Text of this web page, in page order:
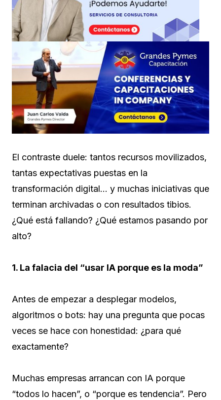
El contraste duele: tantos recursos movilizados,
tantas expectativas puestas en la
transformación digital… y muchas iniciativas que
terminan archivadas o con resultados tibios.
¿Qué está fallando? ¿Qué estamos pasando por
alto?
1. La falacia del “usar IA porque es la moda”
Antes de empezar a desplegar modelos,
algoritmos o bots: hay una pregunta que pocas
veces se hace con honestidad: ¿para qué
exactamente?
Muchas empresas arrancan con IA porque
“todos lo hacen”, o “porque es tendencia”. Pero